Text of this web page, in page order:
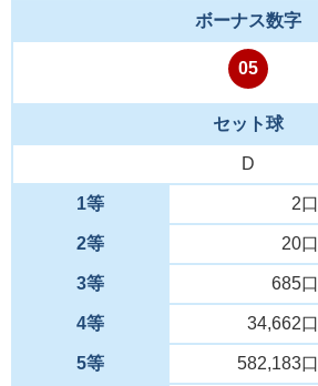
ボーナス数字
05
セット球
D
1等 2口
2等 20口
3等 685口
4等 34,662口
5等 582,183口